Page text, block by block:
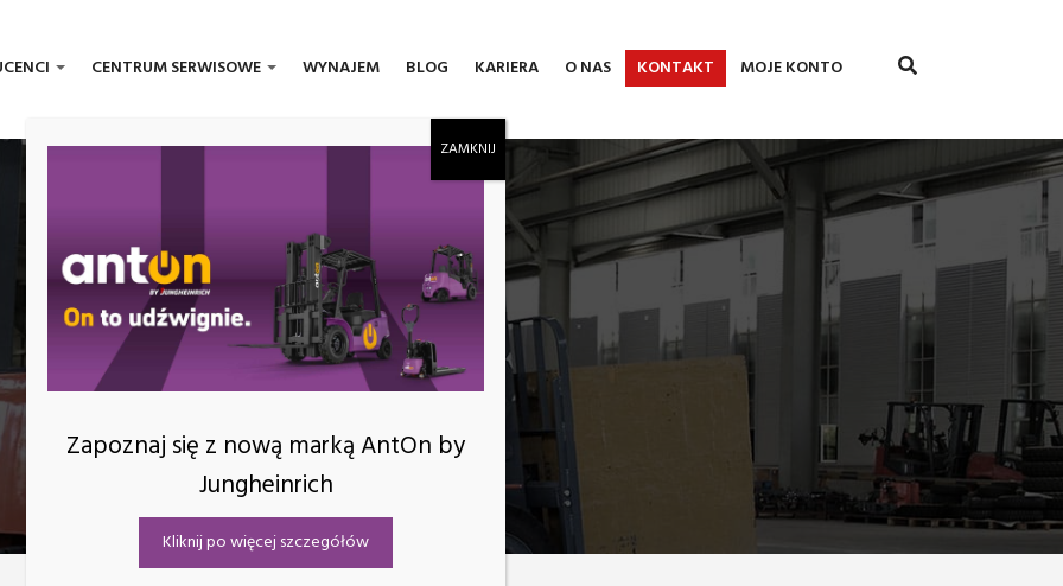
CENTRUM SERWISOWE WYNAJEM BLOG KARIERA O NAS KONTAKT MOJE KONTO
HELI
Zapoznaj się z nową marką AntOn by
Jungheinrich
Kliknij po więcej szczegółów